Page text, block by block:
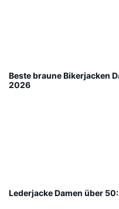
Beste braune Bikerjacken
2026
Lederjacke Damen über